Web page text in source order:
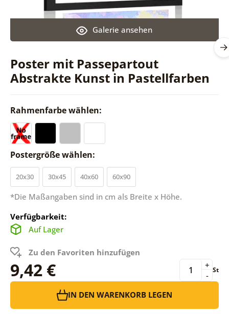
Poster mit Passepartout
Abstrakte Kunst in Pastellfarben
Galerie ansehen
Rahmenfarbe wählen:
Postergröße wählen:
20x30 30x45 40x60 60x90
*Die Maßangaben sind in cm als Breite x Höhe.
Verfügbarkeit:
Auf Lager
Zu den Favoriten hinzufügen
9,42 € -
+ St
IN DEN WARENKORB LEGEN